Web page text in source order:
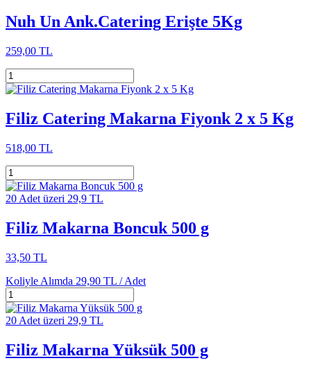
Nuh Un Ank.Catering Erişte 5Kg
259,00 TL
Filiz Catering Makarna Fiyonk 2 x 5 Kg
518,00 TL
20 Adet üzeri 29,9 TL
Filiz Makarna Boncuk 500 g
33,50 TL
Koliyle Alımda 29,90 TL /Adet
20 Adet üzeri 29,9 TL
Filiz Makarna Yüksük 500 g